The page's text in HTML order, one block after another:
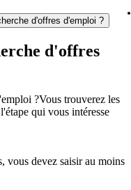
d'offres d'emploi ?
d'offres
?Vous trouverez les
qui vous intéresse
vous devez saisir au moins